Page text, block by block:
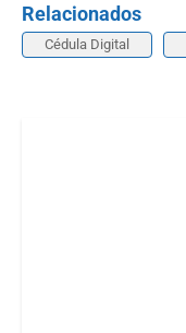
Relacionados
Cédula Digital